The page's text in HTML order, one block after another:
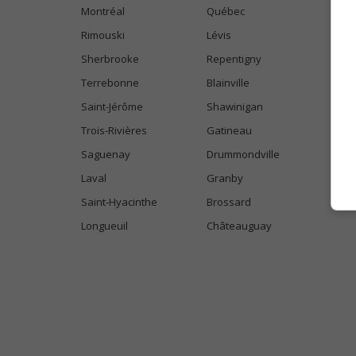
Montréal
Québec
Rimouski
Lévis
Sherbrooke
Repentigny
Terrebonne
Blainville
Saint-Jérôme
Shawinigan
Trois-Rivières
Gatineau
Saguenay
Drummondville
Laval
Granby
Saint-Hyacinthe
Brossard
Longueuil
Châteauguay